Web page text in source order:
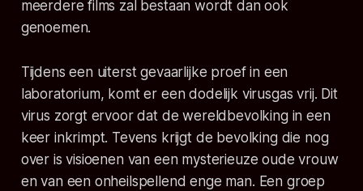
meerdere films zal bestaan wordt dan ook
genoemen.
Tijdens een uiterst gevaarlijke proef in een
laboratorium, komt er een dodelijk virusgas vrij. Dit
virus zorgt ervoor dat de wereldbevolking in een
keer inkrimpt. Tevens krijgt de bevolking die nog
over is visioenen van een mysterieuze oude vrouw
en van een onheilspellend enge man. Een groep